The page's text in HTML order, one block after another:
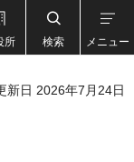
所 検索 メニュー
新日 2026年7月24日